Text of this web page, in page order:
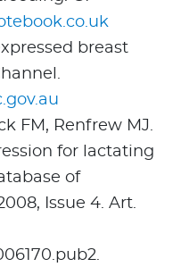
breast
FM, Renfrew MJ.
for lactating
of
Issue 4. Art.